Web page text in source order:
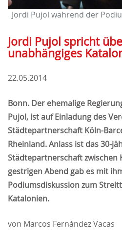
Jordi Pujol während der
Jordi Pujol spricht
unabhängiges
22.05.2014
Bonn. Der ehemalige
Pujol, ist auf Einladung des
Städtepartnerschaft Köln-
Rheinland. Anlass ist das 30-
Städtepartnerschaft zwischen
gestrigen Abend gab es mit
Podiumsdiskussion zum
Katalonien.
von Marcos Fernández Vacas